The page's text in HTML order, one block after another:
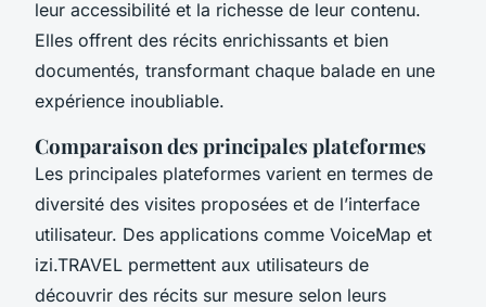
leur accessibilité et la richesse de leur contenu.
Elles offrent des récits enrichissants et bien
documentés, transformant chaque balade en une
expérience inoubliable.
Comparaison des principales plateformes
Les principales plateformes varient en termes de
diversité des visites proposées et de l’interface
utilisateur. Des applications comme VoiceMap et
izi.TRAVEL permettent aux utilisateurs de
découvrir des récits sur mesure selon leurs